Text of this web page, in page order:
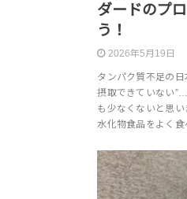
ダードのプ
う！
2026年5月19日
タンパク質不足の
摂取できていない
も少なくないと思
水化物食品をよく食